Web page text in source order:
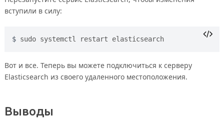
вступили в силу:
sudo systemctl restart elasticsearch
Вот и все. Теперь вы можете подключиться к серверу
Elasticsearch из своего удаленного местоположения.
Выводы